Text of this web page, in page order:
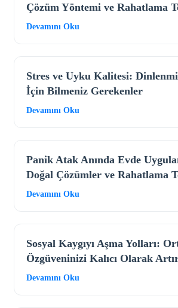
Çözüm Yöntemi ve Rahatlama
Devamını Oku
Stres ve Uyku Kalitesi:
İçin Bilmeniz Gerekenler
Devamını Oku
Panik Atak Anında Evde
Doğal Çözümler ve Rahatlama
Devamını Oku
Sosyal Kaygıyı Aşma Yolları:
Özgüveninizi Kalıcı Olarak
Devamını Oku